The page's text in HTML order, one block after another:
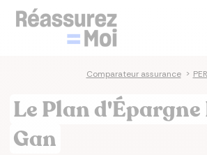
Comparateur assurance > PER
Le Plan
Gan